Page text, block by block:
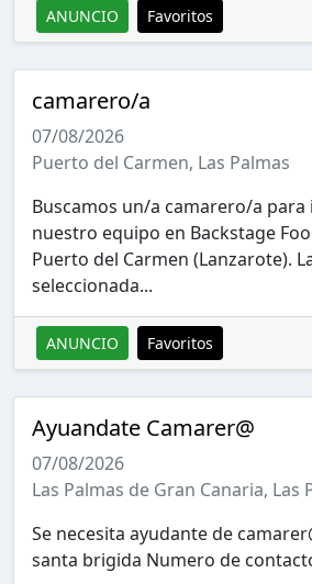
ANUNCIO Favoritos
camarero/a
07/08/2026
Puerto del Carmen, Las Palmas
Buscamos un/a camarero/a
nuestro equipo en Backstage
Puerto del Carmen (Lanzarote).
seleccionada...
ANUNCIO Favoritos
Ayuandate Camarer@
07/08/2026
Las Palmas de Gran Canaria, Las
Se necesita ayudante de
santa brigida Numero de